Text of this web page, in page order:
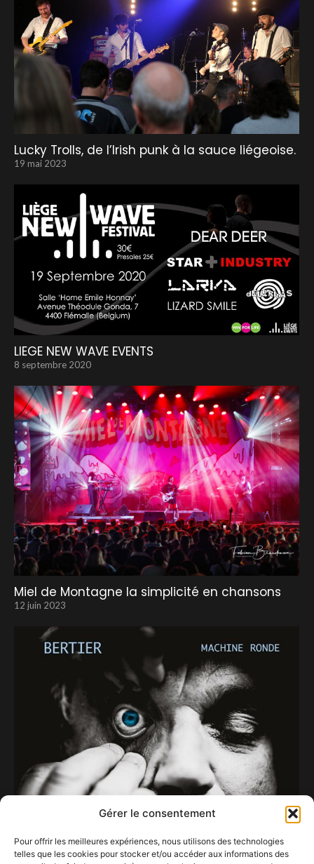
Gérer le consentement
Pour offrir les meilleures expériences, nous utilisons des technologies
telles que les cookies pour stocker et/ou accéder aux informations des
Lucky Trolls, de l’Irish punk à la sauce liégeoise.
19 mai 2023
LIEGE NEW WAVE EVENTS
8 septembre 2020
Miel de Montagne la simplicité en chansons
12 juin 2023